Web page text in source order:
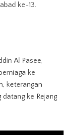
ke-13.
Al Pasee,
ke
keterangan
ke Rejang